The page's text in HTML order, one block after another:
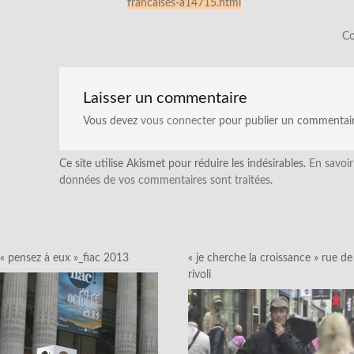
francaises-a14715.html
Laisser un commentaire
Vous devez vous connecter pour publier un
Ce site utilise Akismet pour réduire les indésirables. En
données de vos commentaires sont traitées.
« pensez à eux »_fiac 2013
« je cherche la croissance » rue de
rivoli